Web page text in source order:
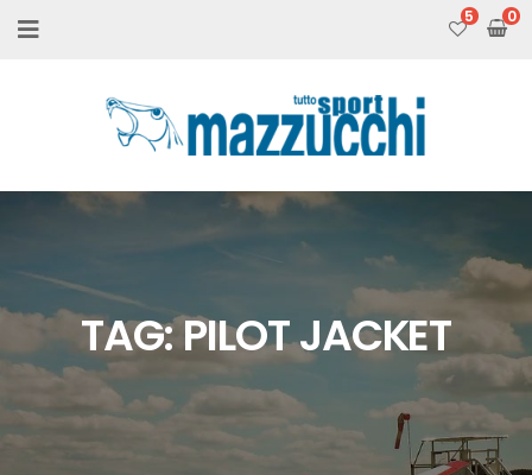
5
TAG:PILOT JACKET